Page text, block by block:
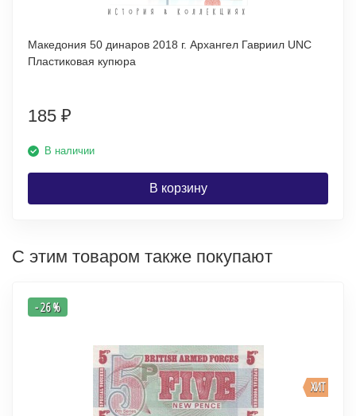
Македония 50 динаров 2018 г. Архангел Гавриил UNC
Пластиковая купюра
185 ₽
В наличии
В корзину
С этим товаром также покупают
ХИТ
- 26 %